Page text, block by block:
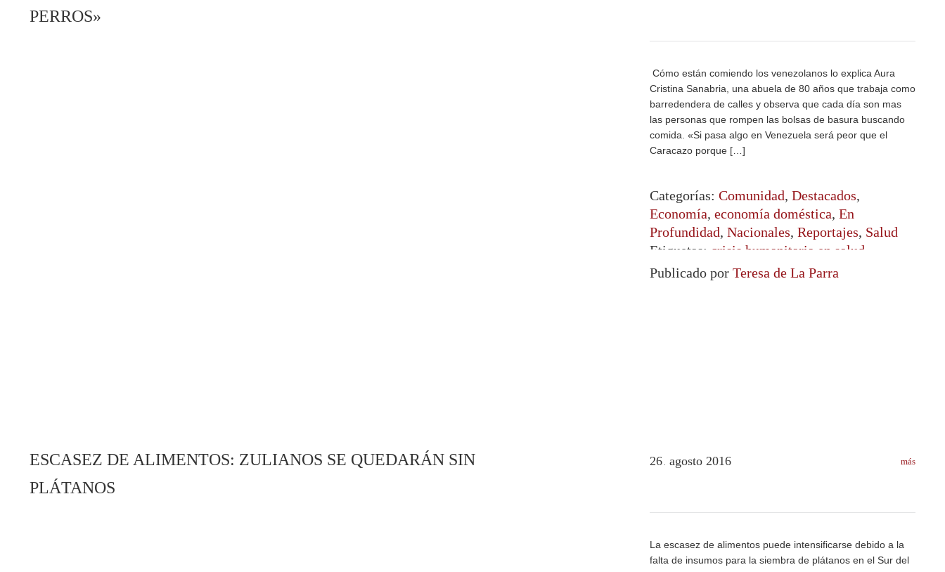
PERROS»
Cómo están comiendo los venezolanos lo explica Aura
Cristina Sanabria, una abuela de 80 años que trabaja como
barredendera de calles y observa que cada día son mas
las personas que rompen las bolsas de basura buscando
comida. «Si pasa algo en Venezuela será peor que el
Caracazo porque […]
Categorías: Comunidad, Destacados,
Economía, economía doméstica, En
Profundidad, Nacionales, Reportajes, Salud
Etiquetas: crisis humanitaria en salud
Desabastecimiento,Región Capital
Publicado por Teresa de La Parra
ESCASEZ DE ALIMENTOS: ZULIANOS SE QUEDARÁN SIN
PLÁTANOS
26 agosto 2016
La escasez de alimentos puede intensificarse debido a la
falta de insumos para la siembra de plátanos en el Sur del
más